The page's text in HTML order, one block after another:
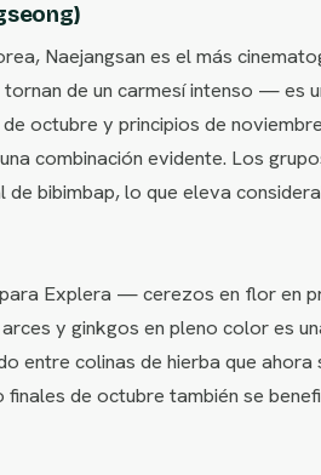
Naejangsan es el más
de un carmesí intenso — es
octubre y principios de
combinación evidente. Los
bibimbap, lo que eleva
Explera — cerezos en flor en
y ginkgos en pleno color es
entre colinas de hierba que
de octubre también se